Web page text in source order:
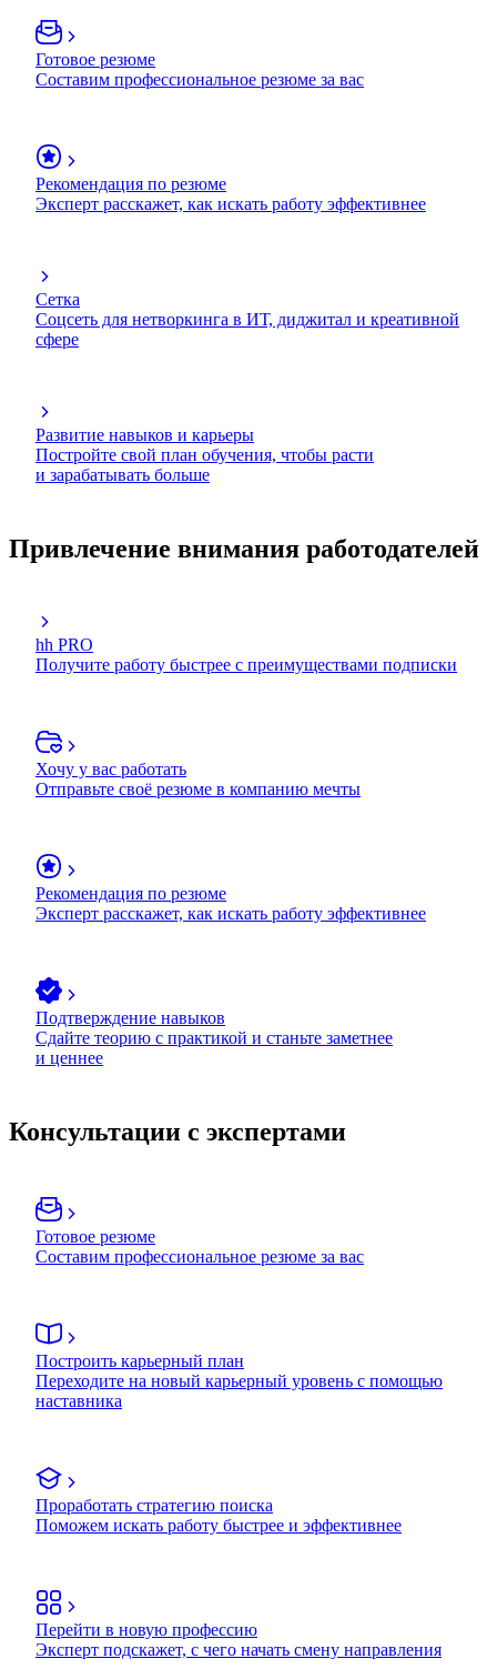
Готовое резюме
Составим профессиональное резюме за вас
Рекомендация по резюме
Эксперт расскажет, как искать работу эффективнее
Сетка
Соцсеть для нетворкинга в ИТ, диджитал и креативной
сфере
Развитие навыков и карьеры
Постройте свой план обучения, чтобы расти
и зарабатывать больше
Привлечение внимания работодателей
hh PRO
Получите работу быстрее с преимуществами подписки
Хочу у вас работать
Отправьте своё резюме в компанию мечты
Рекомендация по резюме
Эксперт расскажет, как искать работу эффективнее
Подтверждение навыков
Сдайте теорию с практикой и станьте заметнее
и ценнее
Консультации с экспертами
Готовое резюме
Составим профессиональное резюме за вас
Построить карьерный план
Переходите на новый карьерный уровень с помощью
наставника
Проработать стратегию поиска
Поможем искать работу быстрее и эффективнее
Перейти в новую профессию
Эксперт подскажет, с чего начать смену направления